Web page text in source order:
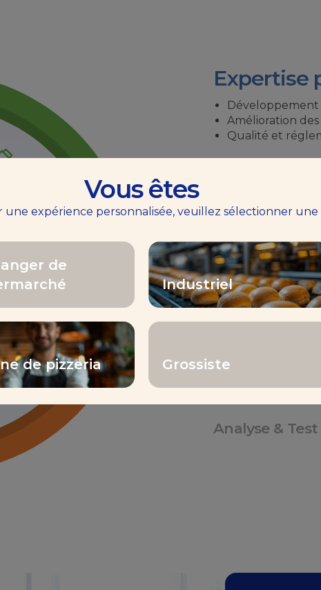
Vous êtes
une expérience personnalisée, veuillez sélectionner une
de
Industriel
de pizzeria Grossiste
Expertise
Amélioration
Qualité et
Formation
Renforcer
Partage des
Analyse & Test